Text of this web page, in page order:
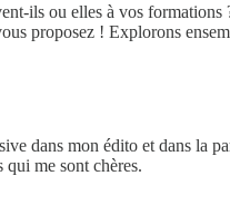
ils ou elles à vos
proposez ! Explorons
dans mon édito et dans la
me sont chères.